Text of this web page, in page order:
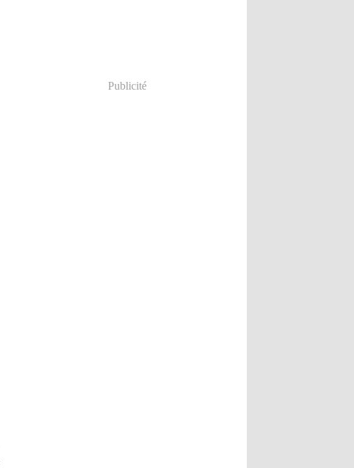
Publicité